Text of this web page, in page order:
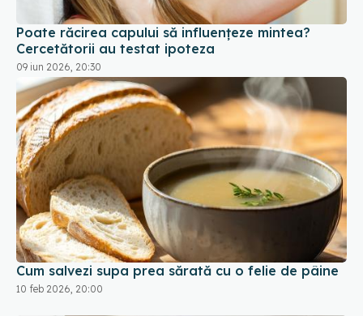
Poate răcirea capului să influențeze mintea?
Cercetătorii au testat ipoteza
09 iun 2026, 20:30
Cum salvezi supa prea sărată cu o felie de pâine
10 feb 2026, 20:00